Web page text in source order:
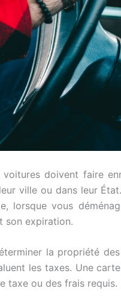
doivent faire
ville ou dans leur
lorsque vous
son expiration.
la propriété
les taxes. Une
taxe ou des frais requis.